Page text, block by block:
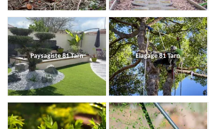
Paysagiste 81 Tarn Elagage 81 Tarn